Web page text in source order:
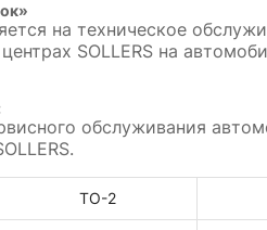
на техническое
SOLLERS на
обслуживания
ТО-2